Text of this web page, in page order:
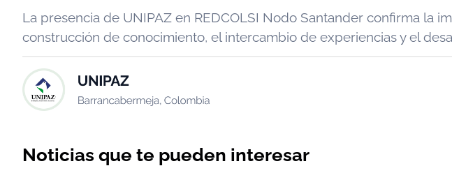
La presencia de UNIPAZ en REDCOLSI Nodo Santander confirma la
construcción de conocimiento, el intercambio de experiencias y el
Noticias que te pueden interesar